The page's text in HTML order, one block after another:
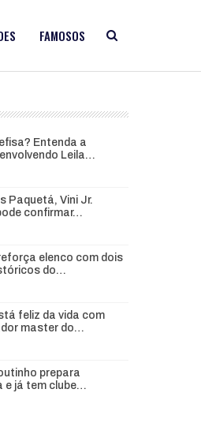
FAMOSOS
Entenda a
Leila…
Paquetá, Vini Jr.
confirmar…
elenco com dois
do…
feliz da vida com
master do…
prepara
e já tem clube…